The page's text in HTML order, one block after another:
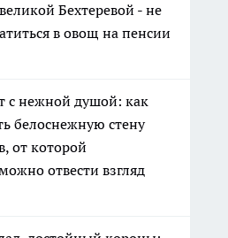
Бехтеревой - не
в овощ на пенсии
с нежной душой: как
белоснежную стену
от которой
отвести взгляд